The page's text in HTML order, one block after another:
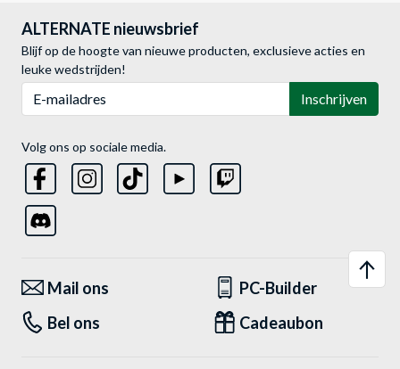
ALTERNATE nieuwsbrief
Blijf op de hoogte van nieuwe producten, exclusieve acties en
leuke wedstrijden!
Inschrijven
Volg ons op sociale media.
Mail ons
PC-Builder
Bel ons
Cadeaubon